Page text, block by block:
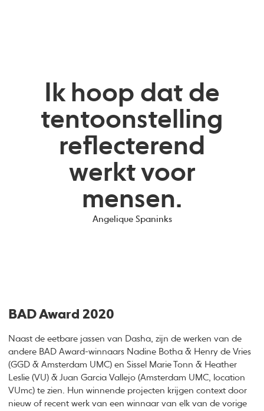
Ik hoop dat de
tentoonstelling
reflecterend
werkt voor
mensen.
Angelique Spaninks
BAD Award 2020
Naast de eetbare jassen van Dasha, zijn de werken van de
andere BAD Award-winnaars Nadine Botha & Henry de Vries
(GGD & Amsterdam UMC) en Sissel Marie Tonn & Heather
Leslie (VU) & Juan Garcia Vallejo (Amsterdam UMC, location
VUmc) te zien. Hun winnende projecten krijgen context door
nieuw of recent werk van een winnaar van elk van de vorige